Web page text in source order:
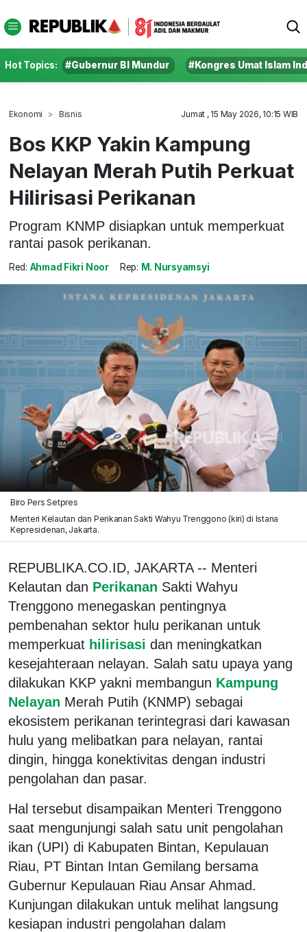
Hot Topics: #Gubernur BI Mundur #Kongres Umat Islam
Ekonomi Bisnis Jumat , 15 May 2026, 10:15 WIB
Bos KKP Yakin Kampung
Nelayan Merah Putih Perkuat
Hilirisasi Perikanan
Program KNMP disiapkan untuk memperkuat
rantai pasok perikanan.
Red: Ahmad Fikri Noor Rep: M. Nursyamsyi
Biro Pers Setpres
Menteri Kelautan dan Perikanan Sakti Wahyu Trenggono (kiri) di Istana
Kepresidenan, Jakarta.
REPUBLIKA.CO.ID, JAKARTA -- Menteri
Kelautan dan Perikanan Sakti Wahyu
Trenggono menegaskan pentingnya
pembenahan sektor hulu perikanan untuk
memperkuat hilirisasi dan meningkatkan
kesejahteraan nelayan. Salah satu upaya yang
dilakukan KKP yakni membangun Kampung
Nelayan Merah Putih (KNMP) sebagai
ekosistem perikanan terintegrasi dari kawasan
hulu yang melibatkan para nelayan, rantai
dingin, hingga konektivitas dengan industri
pengolahan dan pasar.
Hal tersebut disampaikan Menteri Trenggono
saat mengunjungi salah satu unit pengolahan
ikan (UPI) di Kabupaten Bintan, Kepulauan
Riau, PT Bintan Intan Gemilang bersama
Gubernur Kepulauan Riau Ansar Ahmad.
Kunjungan dilakukan untuk melihat langsung
kesiapan industri pengolahan dalam